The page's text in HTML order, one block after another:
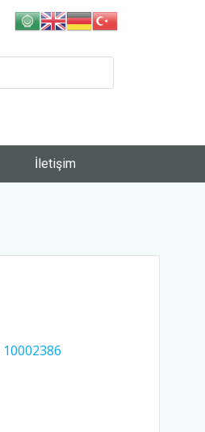
İletişim
10002386